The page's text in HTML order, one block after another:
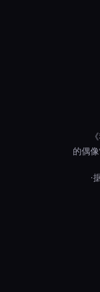
的偶
·